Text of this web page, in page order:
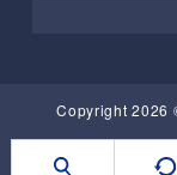
Copyright 2026